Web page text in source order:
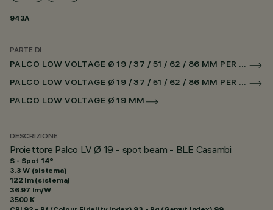
943A
PARTE DI
PALCO LOW VOLTAGE Ø 19 / 37 / 51 / 62 / 86 MM PER BINARIO LOW VOLTAGE CASAMBI
PALCO LOW VOLTAGE Ø 19 / 37 / 51 / 62 / 86 MM PER SUPERRAIL CASAMBI
PALCO LOW VOLTAGE Ø 19 MM
DESCRIZIONE
Proiettore Palco LV Ø 19 - spot beam - BLE Casambi
S - Spot 14°
3.3 W (sistema)
122 lm (sistema)
36.97 lm/W
3500 K